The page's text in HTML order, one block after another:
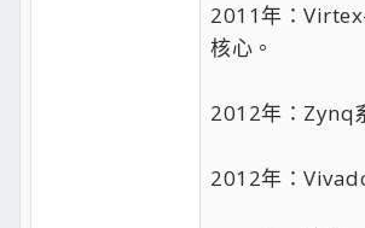
2011年：
核心。
2012年：Zynq
2012年：